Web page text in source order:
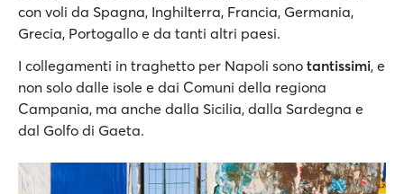
con voli da Spagna, Inghilterra, Francia, Germania,
Grecia, Portogallo e da tanti altri paesi.
I collegamenti in traghetto per Napoli sono tantissimi, e
non solo dalle isole e dai Comuni della regiona
Campania, ma anche dalla Sicilia, dalla Sardegna e
dal Golfo di Gaeta.